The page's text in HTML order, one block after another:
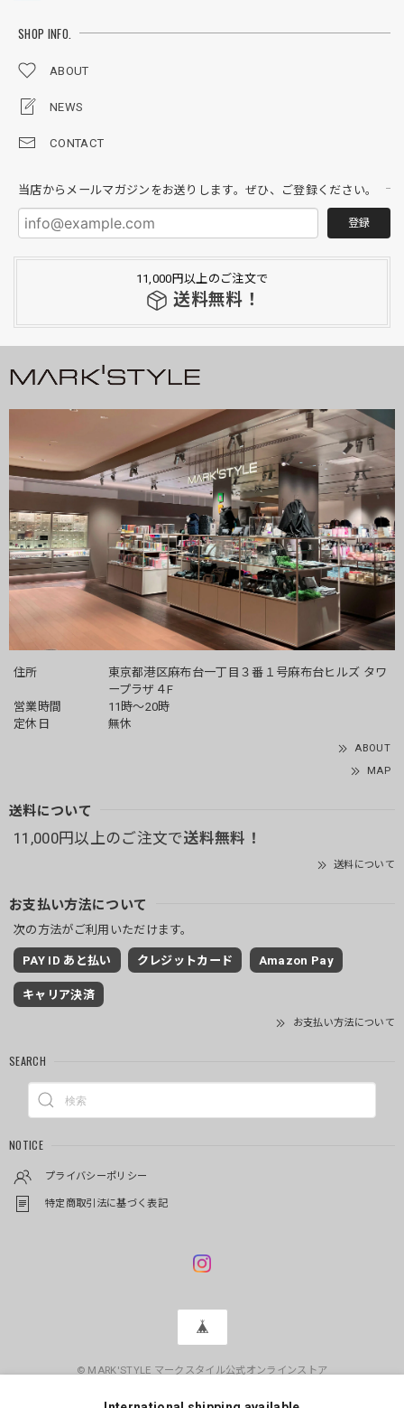
SHOP INFO.
ABOUT
NEWS
CONTACT
当店からメールマガジンをお送りします。ぜひ、ご登録ください。
登録
11,000円以上のご注文で
送料無料！
住所
東京都港区麻布台一丁目３番１号麻布台ヒルズ タワ
ープラザ４F
営業時間
11時～20時
定休日
無休
ABOUT
MAP
送料について
11,000円以上のご注文で送料無料！
送料について
お支払い方法について
次の方法がご利用いただけます。
PAY ID あと払い クレジットカード Amazon Pay
キャリア決済
お支払い方法について
SEARCH
NOTICE
プライバシーポリシー
特定商取引法に基づく表記
© MARK'STYLE マークスタイル公式オンラインストア